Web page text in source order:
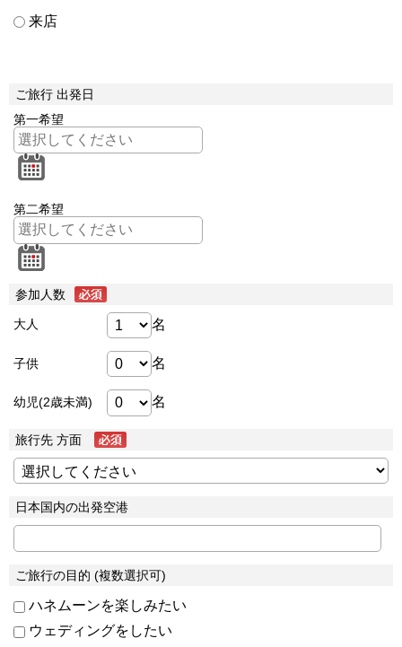
来店
ご旅行 出発日
第一希望
第二希望
参加人数
大人 名
子供 名
幼児(2歳未満) 名
旅行先 方面
日本国内の出発空港
ご旅行の目的 (複数選択可)
ハネムーンを楽しみたい
ウェディングをしたい